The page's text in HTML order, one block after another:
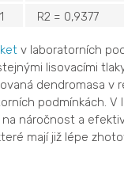
R2 = 0,9377
v laboratorních
lisovacími
dendromasa v
podmínkách. V
náročnost a
mají již lépe